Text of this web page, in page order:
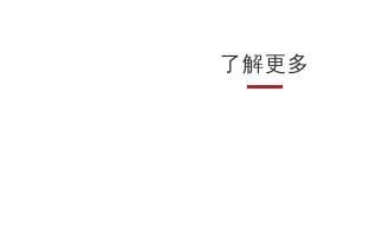
了解更多